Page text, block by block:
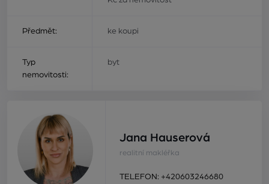
Předmět: ke koupi
Typ
nemovitosti:
byt
Jana Hauserová
realitní makléřka
TELEFON: +420603246680